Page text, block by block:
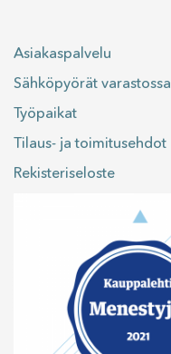
Asiakaspalvelu
Sähköpyörät varastossa
Työpaikat
Tilaus- ja toimitusehdot
Rekisteriseloste